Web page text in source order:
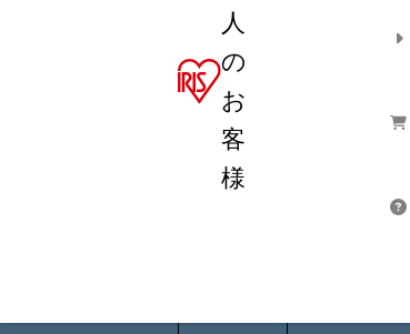
人
の
お
客
様